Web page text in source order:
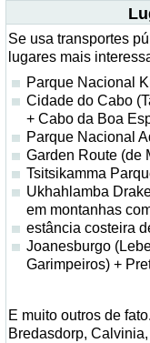
Se usa transportes
lugares mais
Parque Nacional
Cidade do Cabo
+ Cabo da Boa
Parque Nacional
Garden Route (de
Tsitsikamma
Ukhahlamba
em montanhas
estância costeira
Joanesburgo
Garimpeiros) +
E muito outros de
Bredasdorp,